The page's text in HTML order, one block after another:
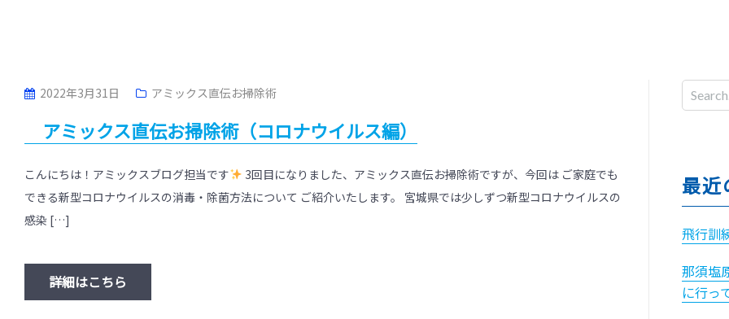
2022年3月31日 アミックス直伝お掃除術
アミックス直伝お掃除術（コロナウイルス編）
こんにちは！アミックスブログ担当です
3回目になりました、アミックス直伝お掃除術ですが、今回は ご家庭でも
できる新型コロナウイルスの消毒・除菌方法について ご紹介いたします。 宮城県では少しずつ新型コロナウイルスの
感染 […]
詳細はこちら
最近
飛行訓
那須塩
に行っ